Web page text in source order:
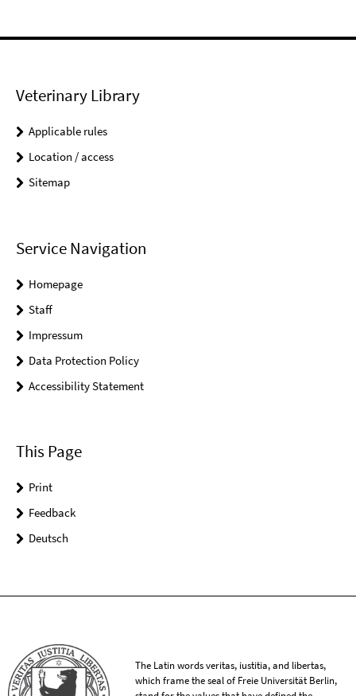
Veterinary Library
Applicable rules
Location / access
Sitemap
Service Navigation
Homepage
Staff
Impressum
Data Protection Policy
Accessibility Statement
This Page
Print
Feedback
Deutsch
The Latin words veritas, iustitia, and libertas,
which frame the seal of Freie Universität Berlin,